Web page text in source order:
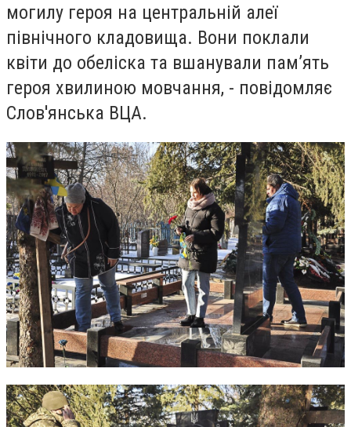
могилу героя на центральній алеї
північного кладовища. Вони поклали
квіти до обеліска та вшанували пам’ять
героя хвилиною мовчання, - повідомляє
Слов'янська ВЦА.